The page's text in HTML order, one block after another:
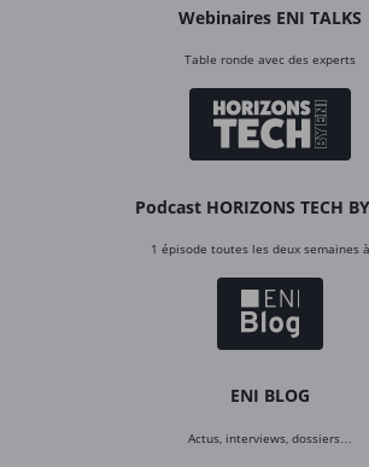
Webinaires ENI TALKS
Table ronde avec des experts
Podcast HORIZONS TECH
1 épisode toutes les deux semaines
ENI BLOG
Actus, interviews, dossiers…